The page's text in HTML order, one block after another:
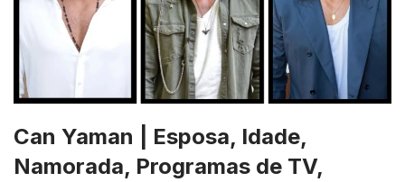
Can Yaman | Esposa, Idade,
Namorada, Programas de TV,